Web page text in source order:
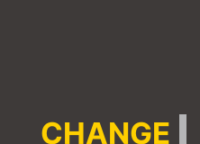
CHANGE